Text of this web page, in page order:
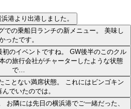
港より出港しました。
での乗船日ランチの新メニュー。 美味し
ったです。
のイベントですね。 GW後半のこのクル
の旅行会社がチャーターしたような状態
で…
ことない満席状態。 これにはビンゴキン
んでいたのでは。
お隣には先日の横浜港でご一緒だった、